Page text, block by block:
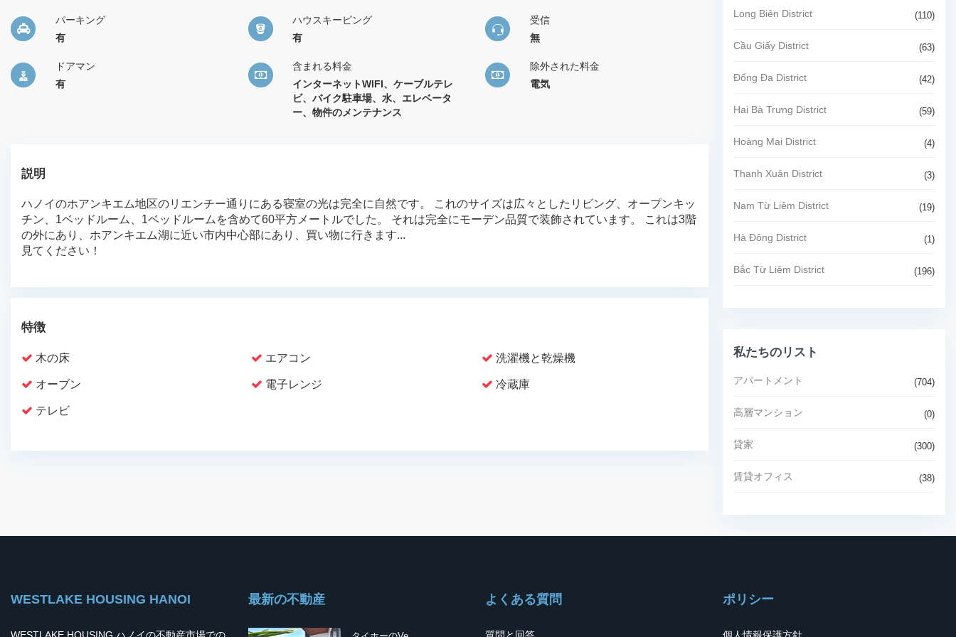
パーキング
有
ハウスキーピング
有
受信
無
ドアマン
有
含まれる料金
インターネットWIFI、ケーブルテレ
ビ、バイク駐車場、水、エレベータ
ー、物件のメンテナンス
除外された料金
電気
説明
ハノイのホアンキエム地区のリエンチー通りにある寝室の光は完全に自然です。 これのサイズは広々としたリビング、オープンキッ
チン、1ベッドルーム、1ベッドルームを含めて60平方メートルでした。 それは完全にモーデン品質で装飾されています。 これは3階
の外にあり、ホアンキエム湖に近い市内中心部にあり、買い物に行きます...
見てください！
特徴
木の床 エアコン 洗濯機と乾燥機
オーブン 電子レンジ 冷蔵庫
テレビ
Long Biên District (110)
Cầu Giấy District (63)
Đống Đa District (42)
Hai Bà Trưng District (59)
Hoàng Mai District (4)
Thanh Xuân District (3)
Nam Từ Liêm District (19)
Hà Đông District (1)
Bắc Từ Liêm District (196)
私たちのリスト
アパートメント (704)
高層マンション (0)
貸家 (300)
賃貸オフィス (38)
WESTLAKE HOUSING HANOI
WESTLAKE HOUSING ハノイの不動産市場での
最新の不動産 よくある質問
質問と回答
ポリシー
個人情報保護方針